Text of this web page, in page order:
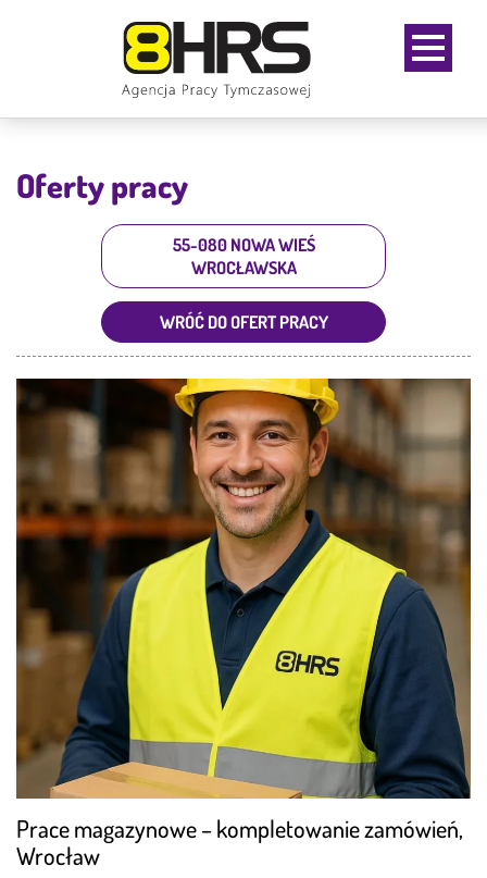
Oferty pracy
55-080 NOWA WIEŚ
WROCŁAWSKA
WRÓĆ DO OFERT PRACY
Prace magazynowe – kompletowanie zamówień,
Wrocław